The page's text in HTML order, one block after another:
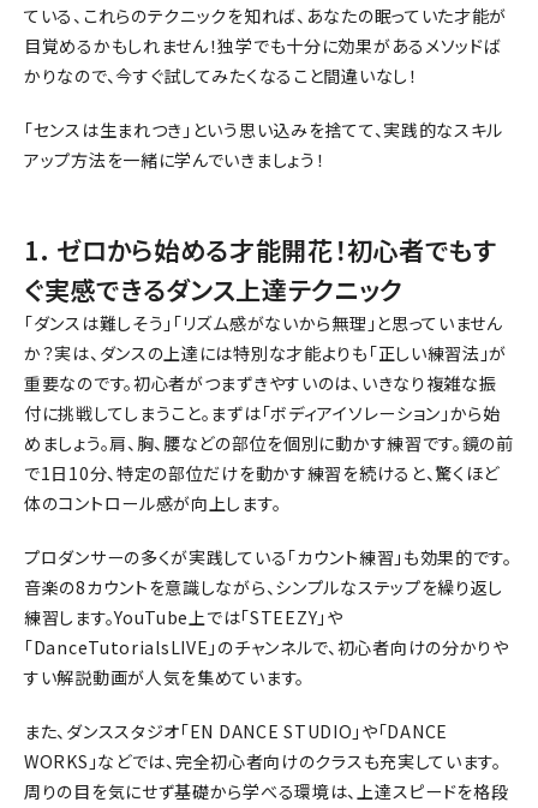
ている、これらのテクニックを知れば、あなたの眠っていた才能が
目覚めるかもしれません！独学でも十分に効果があるメソッドば
かりなので、今すぐ試してみたくなること間違いなし！
「センスは生まれつき」という思い込みを捨てて、実践的なスキル
アップ方法を一緒に学んでいきましょう！
1. ゼロから始める才能開花！初心者でもす
ぐ実感できるダンス上達テクニック
「ダンスは難しそう」「リズム感がないから無理」と思っていません
か？実は、ダンスの上達には特別な才能よりも「正しい練習法」が
重要なのです。初心者がつまずきやすいのは、いきなり複雑な振
付に挑戦してしまうこと。まずは「ボディアイソレーション」から始
めましょう。肩、胸、腰などの部位を個別に動かす練習です。鏡の前
で1日10分、特定の部位だけを動かす練習を続けると、驚くほど
体のコントロール感が向上します。
プロダンサーの多くが実践している「カウント練習」も効果的です。
音楽の8カウントを意識しながら、シンプルなステップを繰り返し
練習します。YouTube上では「STEEZY」や
「DanceTutorialsLIVE」のチャンネルで、初心者向けの分かりや
すい解説動画が人気を集めています。
また、ダンススタジオ「EN DANCE STUDIO」や「DANCE
WORKS」などでは、完全初心者向けのクラスも充実しています。
周りの目を気にせず基礎から学べる環境は、上達スピードを格段